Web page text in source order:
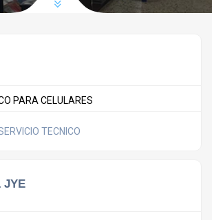
PARA CELULARES
TECNICO
JYE